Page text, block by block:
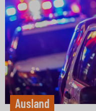
Ausland